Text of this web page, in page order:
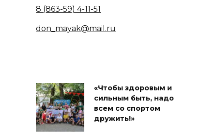
8 (863-59) 4-11-51
don_mayak@mail.ru
«Чтобы здоровым и
сильным быть, надо
всем со спортом
дружить!»